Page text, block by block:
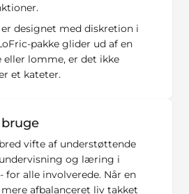
designet med diskretion i
pakke glider ud af en
eller lomme, er det ikke
et kateter.
vifte af understøttende
og læring i
for alle involverede. Når en
afbalanceret liv takket